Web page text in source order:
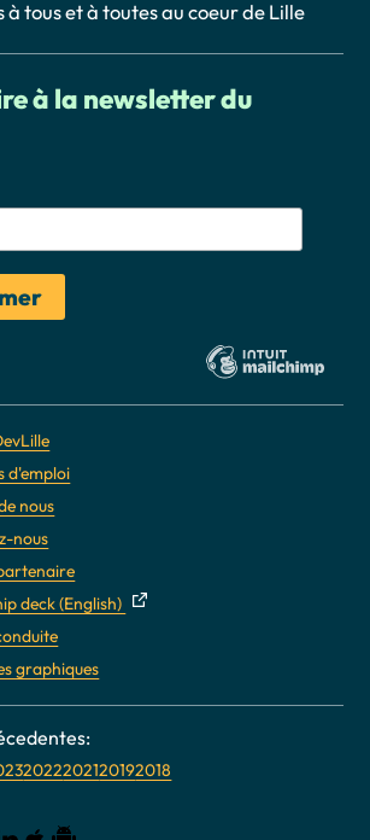
à tous et à toutes au coeur de Lille
à la newsletter du
d'emploi
nous
nous
deck (English)
graphiques
2022202120192018